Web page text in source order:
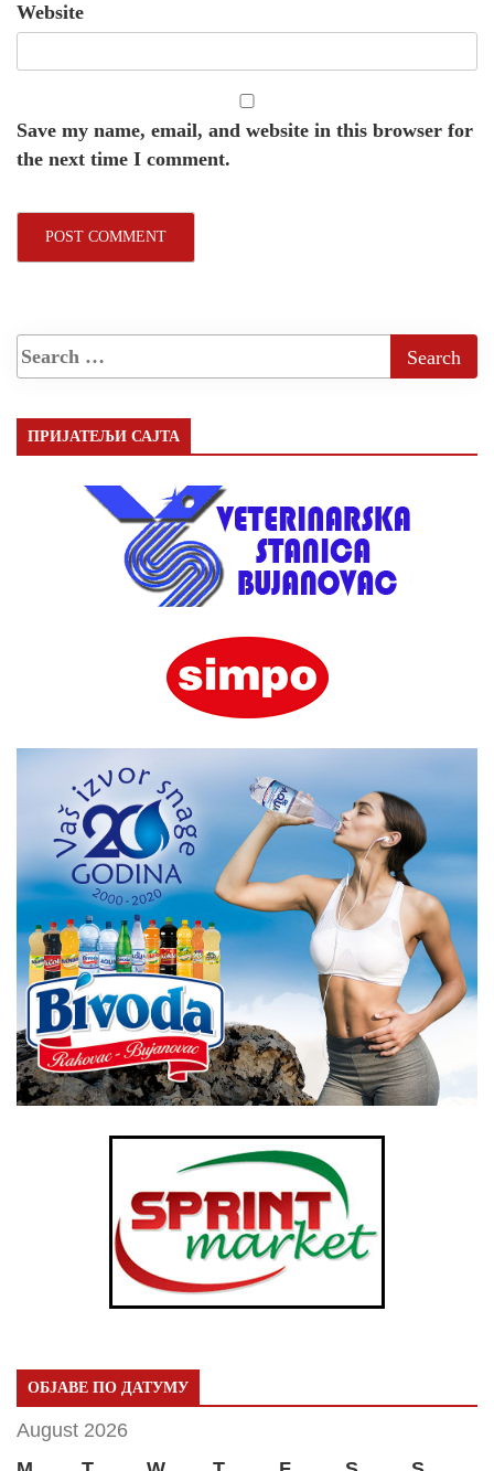
Website
Save my name, email, and website in this browser for
the next time I comment.
ПРИЈАТЕЉИ САЈТА
ОБЈАВЕ ПО ДАТУМУ
August 2026